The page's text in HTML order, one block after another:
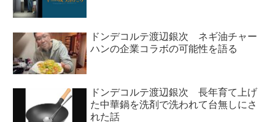
ドンデコルテ渡辺銀次 ネギ油チャー
ハンの企業コラボの可能性を語る
ドンデコルテ渡辺銀次 長年育て上げ
た中華鍋を洗剤で洗われて台無しにさ
れた話